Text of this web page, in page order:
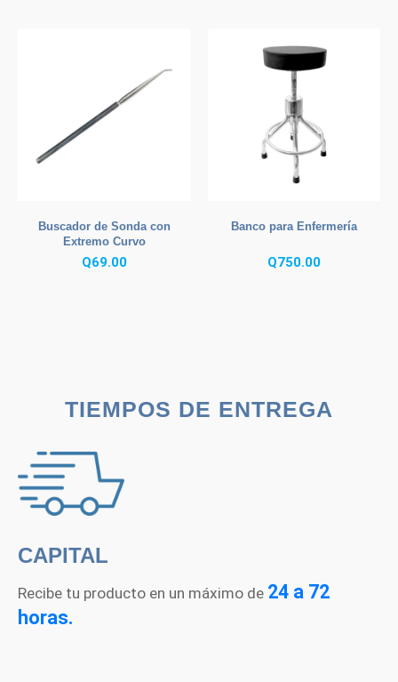
Buscador de Sonda con
Extremo Curvo
Q69.00
Banco para Enfermería
Q750.00
TIEMPOS DE ENTREGA
CAPITAL
Recibe tu producto en un máximo de 24 a 72
horas.